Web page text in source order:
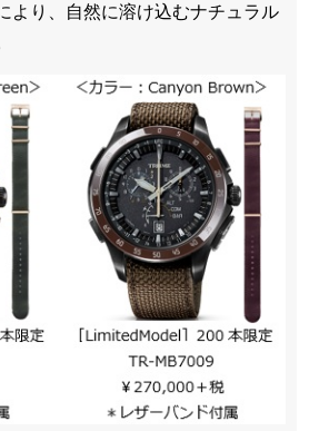
より、自然に溶け込むナチュラル